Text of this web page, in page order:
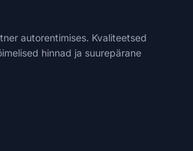
autorentimises. Kvaliteetsed
hinnad ja suurepärane